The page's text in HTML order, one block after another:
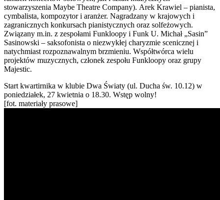
stowarzyszenia Maybe Theatre Company). Arek Krawiel – pianista,
cymbalista, kompozytor i aranżer. Nagradzany w krajowych i
zagranicznych konkursach pianistycznych oraz solfeżowych.
Związany m.in. z zespołami Funkloopy i Funk U. Michał „Sasin”
Sasinowski – saksofonista o niezwykłej charyzmie scenicznej i
natychmiast rozpoznawalnym brzmieniu. Współtwórca wielu
projektów muzycznych, członek zespołu Funkloopy oraz grupy
Majestic.
Start kwartirnika w klubie Dwa Światy (ul. Ducha św. 10.12) w
poniedziałek, 27 kwietnia o 18.30. Wstęp wolny!
[fot. materiały prasowe]